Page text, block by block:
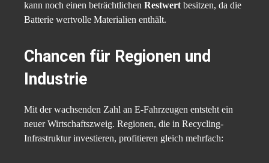
kann noch einen beträchtlichen Restwert besitzen, da die
Batterie wertvolle Materialien enthält.
Chancen für Regionen und
Industrie
Mit der wachsenden Zahl an E-Fahrzeugen entsteht ein
neuer Wirtschaftszweig. Regionen, die in Recycling-
Infrastruktur investieren, profitieren gleich mehrfach: